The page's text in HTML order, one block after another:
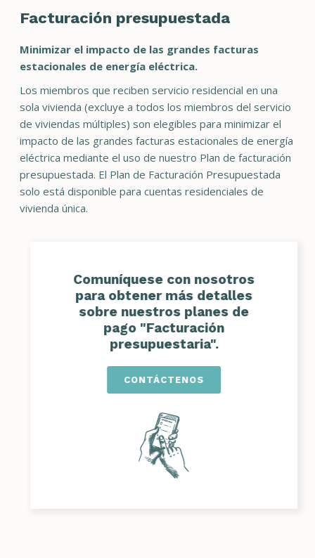
Facturación presupuestada
Minimizar el impacto de las grandes facturas
estacionales de energía eléctrica.
Los miembros que reciben servicio residencial en una
sola vivienda (excluye a todos los miembros del servicio
de viviendas múltiples) son elegibles para minimizar el
impacto de las grandes facturas estacionales de energía
eléctrica mediante el uso de nuestro Plan de facturación
presupuestada. El Plan de Facturación Presupuestada
solo está disponible para cuentas residenciales de
vivienda única.
Comuníquese con nosotros
para obtener más detalles
sobre nuestros planes de
pago "Facturación
presupuestaria".
CONTÁCTENOS